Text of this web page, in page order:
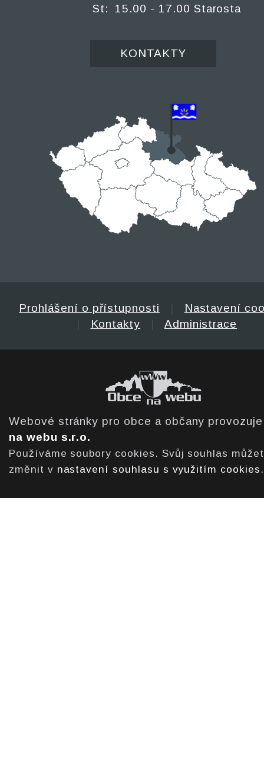
St: 15.00 - 17.00 Starosta
KONTAKTY
Prohlášení o přístupnosti
Nastavení
Kontakty Administrace
Webové stránky pro obce a občany
na webu s.r.o.
Používáme soubory cookies. Svůj souhlas
změnit v nastavení souhlasu s využitím cookies .